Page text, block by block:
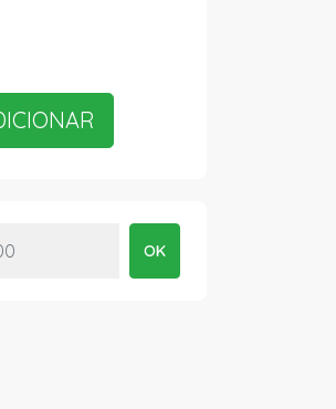
OK